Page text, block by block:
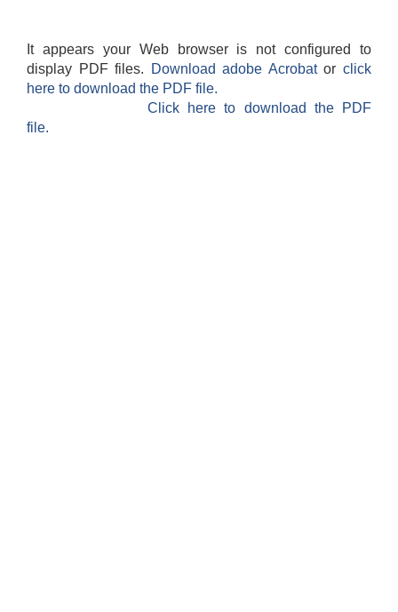
It appears your Web browser is not configured to
display PDF files.
Download adobe Acrobatorclick
here to download the PDF file.
Click here to download the PDF
file.